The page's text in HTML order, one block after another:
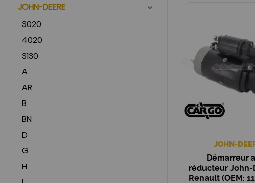
JOHN-DEERE
3020
4020
3130
A
AR
B
BN
D
G
H
JOHN-
Démarreur
réducteur John-
Renault (OEM: